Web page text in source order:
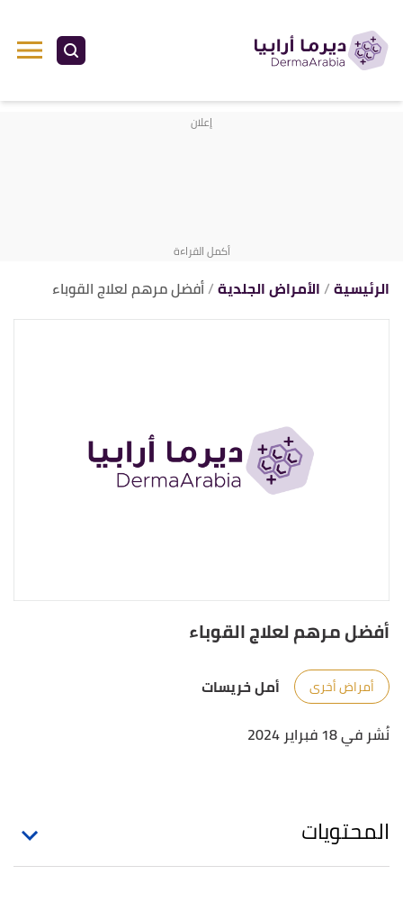
الرئيسية الأمراض الجلدية أفضل مرهم لعلاج القوباء
أفضل مرهم لعلاج القوباء
أمراض أخرى
أمل خريسات
نُشر في 18 فبراير 2024
المحتويات